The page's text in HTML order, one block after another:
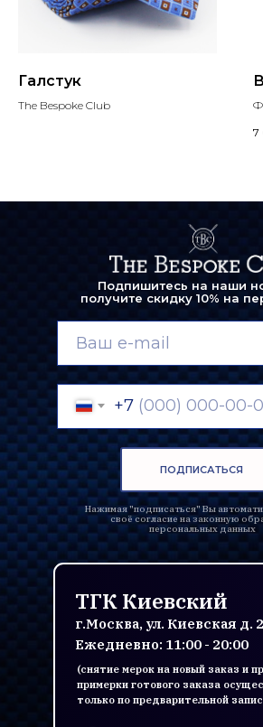
Галстук
The Bespoke Club
7
(снятие мерок на новый заказ и
примерки готового заказа
только по предварительной
+7
ПОДПИСАТЬСЯ
Подпишитесь на наши
получите скидку 10% на
Нажимая "подписаться" Вы
своё согласие на законную
персональных данных
г.Москва, ул. Киевская д.
ТГК Киевский
Ежедневно: 11:00 - 20:00